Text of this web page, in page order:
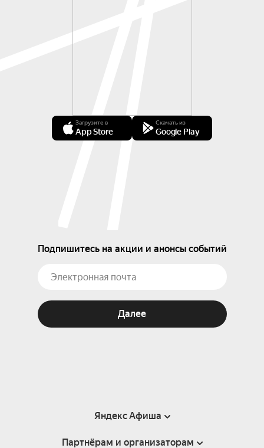
Загрузите в
App Store
Скачать из
Google Play
Подпишитесь на акции и анонсы событий
Далее
Яндекс Афиша
Справка
Партнёрам и организаторам